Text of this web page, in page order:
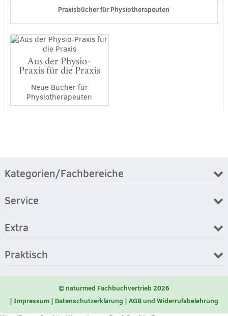
Praxisbücher für Physiotherapeuten
Aus der Physio-
Praxis für die Praxis
Neue Bücher für
Physiotherapeuten
Kategorien/Fachbereiche
Service
Extra
Praktisch
© naturmed Fachbuchvertrieb 2026
Impressum
Datenschutzerklärung AGB und Widerrufsbelehrung